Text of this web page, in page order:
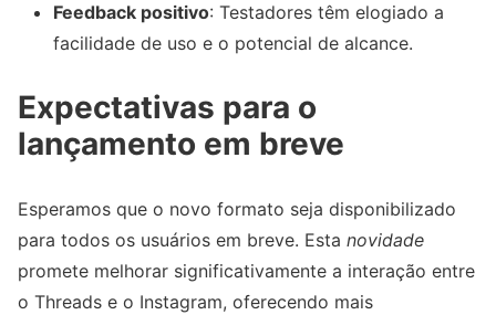
Feedback positivo: Testadores têm elogiado a
facilidade de uso e o potencial de alcance.
Expectativas para o
lançamento em breve
Esperamos que o novo formato seja disponibilizado
para todos os usuários em breve. Esta novidade
promete melhorar significativamente a interação entre
o Threads e o Instagram, oferecendo mais